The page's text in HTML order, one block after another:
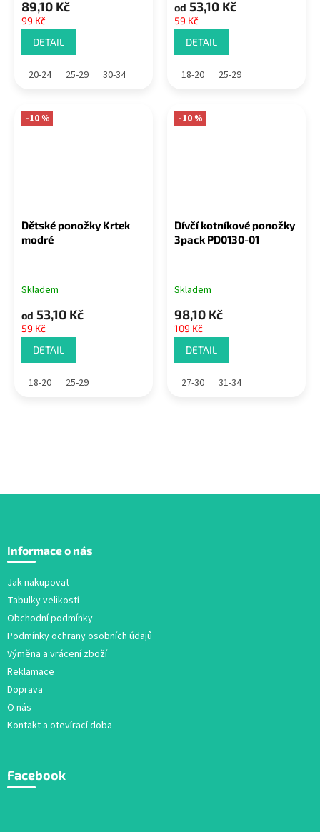
89,10 Kč
99 Kč
DETAIL
20-24 25-29 30-34
od 53,10 Kč
59 Kč
DETAIL
18-20 25-29
-10 %
Dětské ponožky Krtek
modré
Skladem
od 53,10 Kč
59 Kč
DETAIL
18-20 25-29
-10 %
Dívčí kotníkové ponožky
3pack PD0130-01
Skladem
98,10 Kč
109 Kč
DETAIL
27-30 31-34
p
Informace o nás
Jak nakupovat
Tabulky velikostí
Obchodní podmínky
Podmínky ochrany osobních údajů
Výměna a vrácení zboží
Reklamace
Doprava
O nás
Kontakt a otevírací doba
Facebook